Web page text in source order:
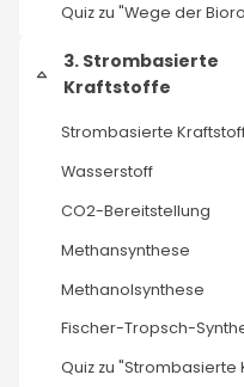
Collapse
3. Strombasierte
Kraftstoffe
Wasserstoff
CO2-Bereitstellung
Methansynthese
Methanolsynthese